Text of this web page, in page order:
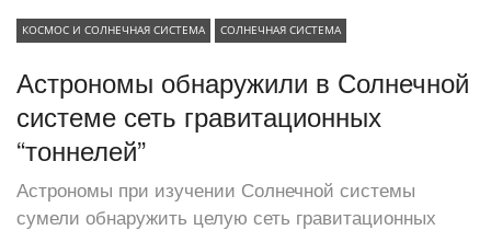
КОСМОС И СОЛНЕЧНАЯ СИСТЕМА СОЛНЕЧНАЯ СИСТЕМА
Астрономы обнаружили в Солнечной
системе сеть гравитационных
“тоннелей”
Астрономы при изучении Солнечной системы
сумели обнаружить целую сеть гравитационных